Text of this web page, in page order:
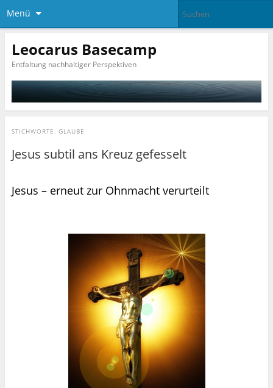
Menü
Leocarus Basecamp
Entfaltung nachhaltiger Perspektiven
STICHWORTE: GLAUBE
Jesus subtil ans Kreuz gefesselt
Jesus – erneut zur Ohnmacht verurteilt